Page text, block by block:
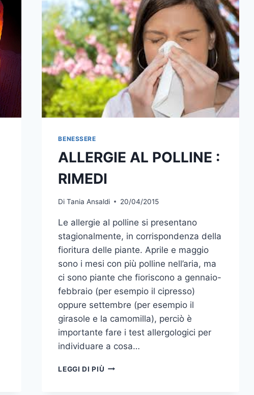
BENESSERE
ALLERGIE AL POLLINE :
RIMEDI
Di Tania Ansaldi 20/04/2015
Le allergie al polline si presentano
stagionalmente, in corrispondenza della
fioritura delle piante. Aprile e maggio
sono i mesi con più polline nell’aria, ma
ci sono piante che fioriscono a gennaio-
febbraio (per esempio il cipresso)
oppure settembre (per esempio il
girasole e la camomilla), perciò è
importante fare i test allergologici per
individuare a cosa…
LEGGI DI PIÙ ALLERGIE